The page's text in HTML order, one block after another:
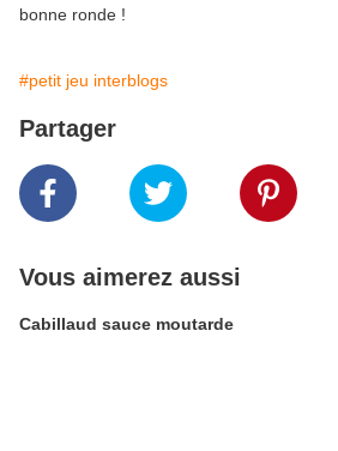
bonne ronde !
#petit jeu interblogs
Partager
Vous aimerez aussi
Cabillaud sauce moutarde